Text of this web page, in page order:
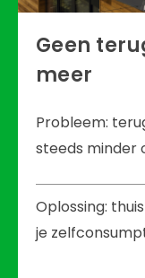
Geen
meer
Probleem:
steeds minder
Oplossing:
je